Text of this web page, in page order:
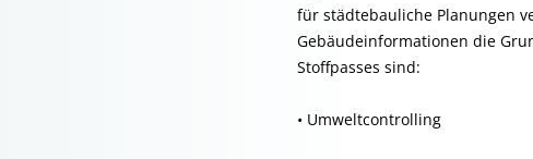
für städtebauliche Planungen
Gebäudeinformationen die
Stoffpasses sind:
• Umweltcontrolling